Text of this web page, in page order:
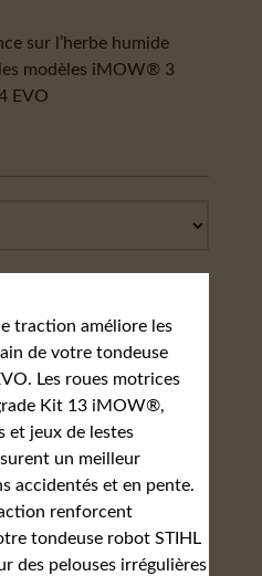
sur l’herbe humide
modèles iMOW® 3
EVO
traction améliore les
de votre tondeuse
Les roues motrices
Kit 13 iMOW®,
et jeux de lestes
un meilleur
accidentés et en pente.
renforcent
tondeuse robot STIHL
des pelouses irrégulières